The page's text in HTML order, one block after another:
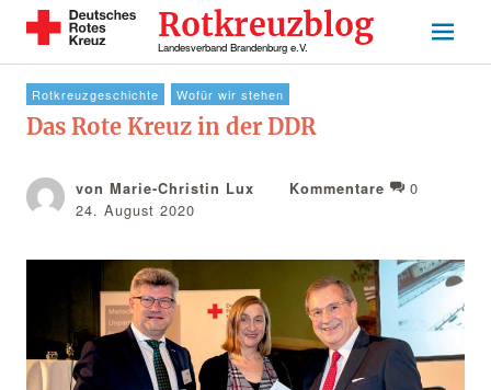
Rotkreuzblog
Landesverband Brandenburg e.V.
Rotkreuzgeschichte Wofür wir stehen
Das Rote Kreuz in der DDR
von Marie-Christin Lux
24. August 2020
Kommentare 0